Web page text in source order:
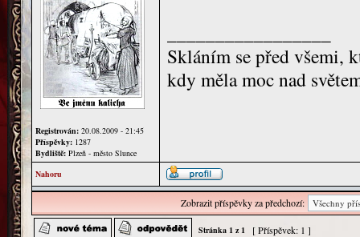
Registrován: 20.08.2009 - 21:45
Příspěvky: 1287
Bydliště: Plzeň - město Slunce
Skláním se před všemi,
kdy měla moc nad
Nahoru
Zobrazit příspěvky za předchozí:
Stránka 1 z 1 [ Příspěvek: 1 ]